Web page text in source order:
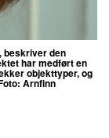
beskriver den
har medført en
objekttyper, og
Arnfinn